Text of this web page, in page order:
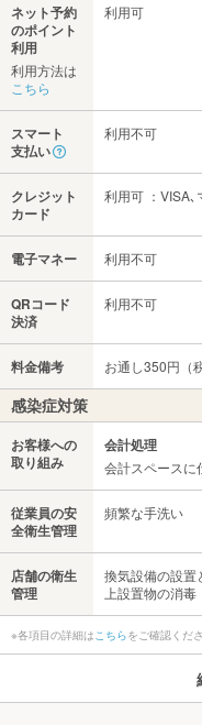
ネット予約
のポイント
利用
利用方法は
こちら
利用可
スマート
支払い
利用不可
クレジット
カード
利用可 ：VISA､
電子マネー 利用不可
QRコード
決済
利用不可
料金備考 お通し350円（
感染症対策
お客様への
取り組み
会計処理
会計スペースに
従業員の安
全衛生管理
頻繁な手洗い
店舗の衛生
管理
換気設備の設置
上設置物の消毒
※各項目の詳細はこちらをご確認くださ